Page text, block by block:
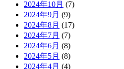
2024年10月 (7)
2024年9月 (9)
2024年8月 (17)
2024年7月 (7)
2024年6月 (8)
2024年5月 (8)
2024年4月 (4)